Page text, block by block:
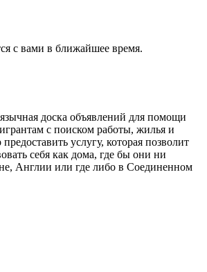
с вами в ближайшее время.
доска объявлений для помощи
с поиском работы, жилья и
услугу, которая позволит
себя как дома, где бы они ни
Англии или где либо в Соединенном